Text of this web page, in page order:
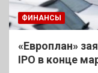
ФИНАНСЫ
«Европлан»
IPO в конце